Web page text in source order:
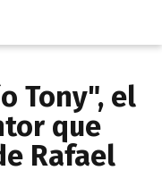
Tony", el
que
Rafael